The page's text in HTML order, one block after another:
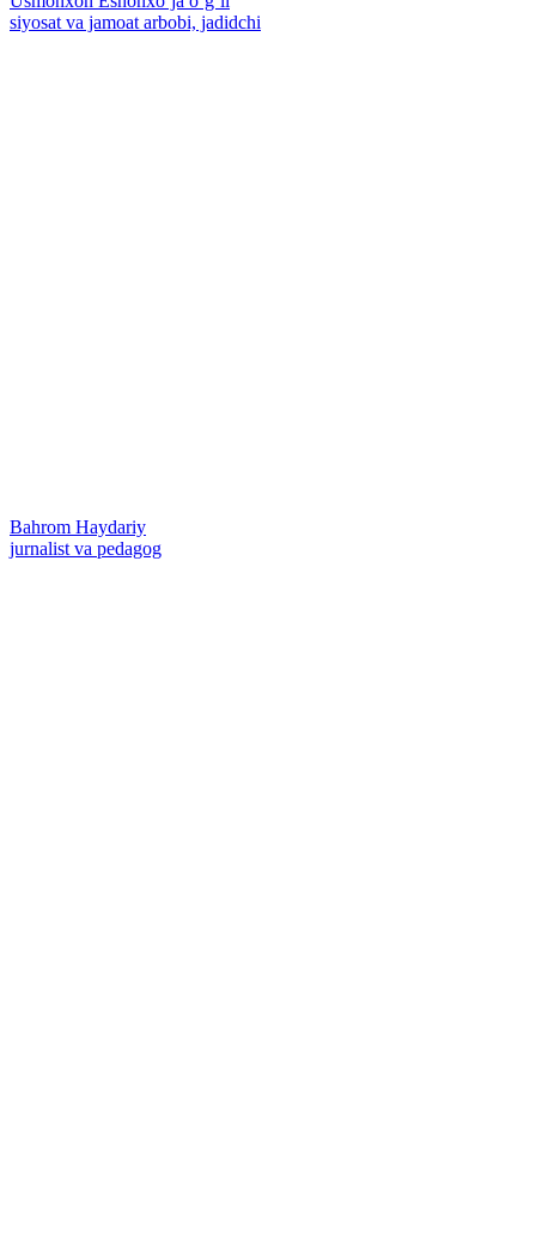
siyosat va jamoat arbobi, jadidchi
Bahrom Haydariy
jurnalist va pedagog